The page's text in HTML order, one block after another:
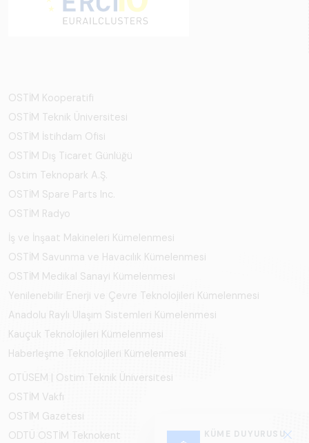
KÜME DUYURUSU
OSTİM Kooperatifi
OSTİM Teknik Üniversitesi
OSTİM İstihdam Ofisi
OSTİM Dış Ticaret Günlüğü
Ostim Teknopark A.Ş.
OSTİM Spare Parts Inc.
OSTİM Radyo
İş ve İnşaat Makineleri Kümelenmesi
OSTİM Savunma ve Havacılık Kümelenmesi
OSTİM Medikal Sanayi Kümelenmesi
Yenilenebilir Enerji ve Çevre Teknolojileri Kümelenmesi
Anadolu Raylı Ulaşım Sistemleri Kümelenmesi
Kauçuk Teknolojileri Kümelenmesi
Haberleşme Teknolojileri Kümelenmesi
OTÜSEM | Ostim Teknik Üniversitesi
OSTİM Vakfı
OSTİM Gazetesi
ODTÜ OSTİM Teknokent